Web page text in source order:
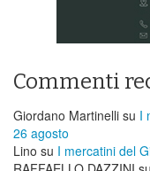
Commenti
Giordano Martinelli su I
26 agosto
Lino su I mercatini del